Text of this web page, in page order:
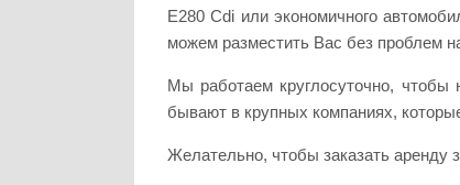
E280 Cdi или экономичного
можем разместить Вас без проблем
Мы работаем круглосуточно, чтобы
бывают в крупных компаниях,
Желательно, чтобы заказать аренду